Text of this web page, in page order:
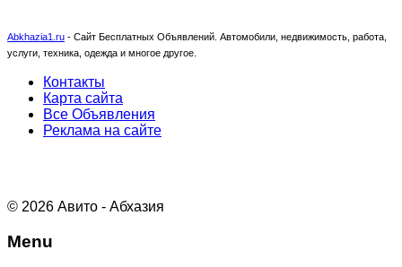
Abkhazia1.ru - Сайт Бесплатных Объявлений. Автомобили, недвижимость, работа,
услуги, техника, одежда и многое другое.
Контакты
Карта сайта
Все Объявления
Реклама на сайте
© 2026 Авито - Абхазия
Menu